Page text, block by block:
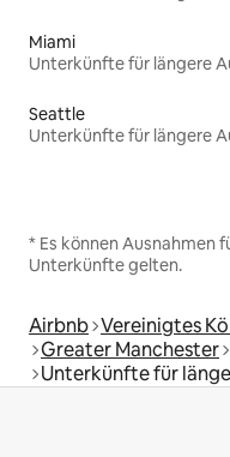
Miami
Seattle
* Es können Ausnahmen
Unterkünfte gelten.
Airbnb Vereinigtes
Greater Manchester
Unterkünfte für